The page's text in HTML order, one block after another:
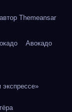
Themeansar
Авокадо